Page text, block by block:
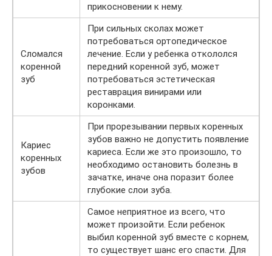
прикосновении к нему.
Сломался
коренной
зуб
При сильных сколах может
потребоваться ортопедическое
лечение. Если у ребенка откололся
передний коренной зуб, может
потребоваться эстетическая
реставрация винирами или
коронками.
Кариес
коренных
зубов
При прорезывании первых коренных
зубов важно не допустить появление
кариеса. Если же это произошло, то
необходимо остановить болезнь в
зачатке, иначе она поразит более
глубокие слои зуба.
Самое неприятное из всего, что
может произойти. Если ребенок
выбил коренной зуб вместе с корнем,
то существует шанс его спасти. Для